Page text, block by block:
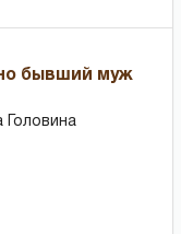
бывший муж